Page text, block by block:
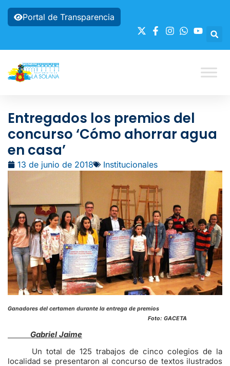
Portal de Transparencia
Entregados los premios del
concurso ‘Cómo ahorrar agua
en casa’
13 de junio de 2018 Institucionales
Ganadores del certamen durante la entrega de premios
Foto: GACETA
Gabriel Jaime
Un total de 125 trabajos de cinco colegios de la
localidad se presentaron al concurso de textos ilustrados